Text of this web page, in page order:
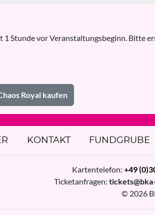
1 Stunde vor Veranstaltungsbeginn. Bitte
Royal kaufen
KONTAKT FUNDGRUBE
Kartentelefon: +49
Ticketanfragen:
© 2026